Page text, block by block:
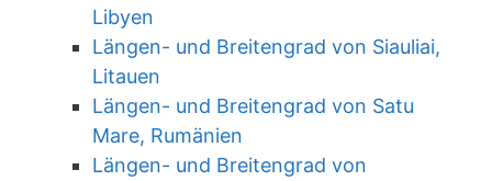
Libyen
Längen- und Breitengrad von Siauliai,
Litauen
Längen- und Breitengrad von Satu
Mare, Rumänien
Längen- und Breitengrad von